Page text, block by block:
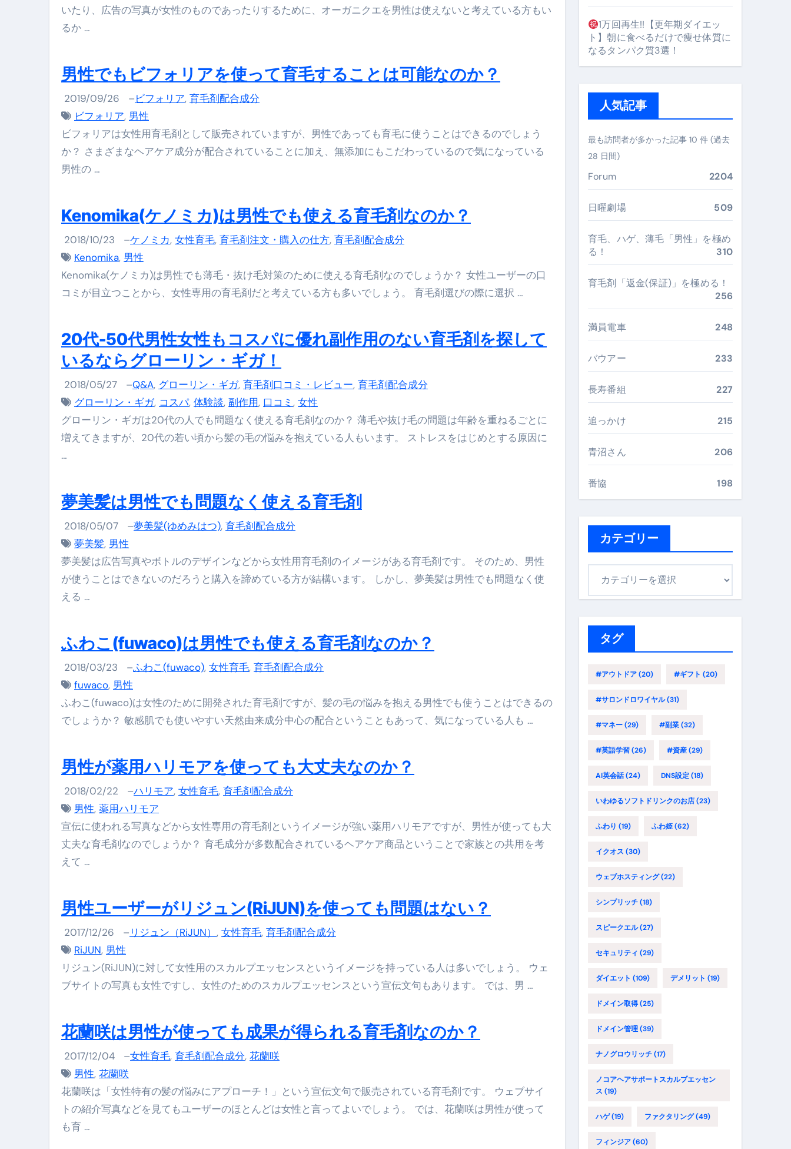
英語が「聞こえる・分かる・話せる」に変わる30日間 ― 科学的メソッドで英語脳を作る完全ガイド
新春スペシャルセール完全ガイド：国内航空券＋ホテルが“セット割”で最安級！ スカイマーク／Peach／FDA／ソラシドエアを目的別に選ぶコツと、失敗し
【ムームードメイン】 【.site】今注目のドメインをご紹介
何をするサイトか”が一目で伝わる。いま選ばれている新定番ドメイン
梅干しを毎日食べたらどうなるの？①【30秒でわかる効果まとめ】#梅干し #ダイエット #筋トレ #美容 #健康 #雑学 #ナレーター #小林将大
ブルーベリーを毎日食べたらどうなるの？②【30秒でわかる効果まとめ】#ダイエット #筋トレ #美容 #健康 #雑学 #ナレーター #小林将大
バナナを毎日食べたらどうなるの？①【30秒でわかる効果まとめ】#バナナ #ダイエット #筋トレ #美容 #健康 #雑学 #ナレーター #小林将大
かいまき（掻巻き）超完全ガイド｜“着る布団”で肩・首・足元の冷えを根こそぎ防ぐ！素材別おすすめ・選び方・洗い方・Q&Aまで
【最新版】掛け布団の選び方“完全攻略”｜シンサレート・羽毛・人工羽毛・調温・吸湿発熱…あなたの寝室に最適解を出す快眠ガイド
【アシストステッパー】ハンドル付き・筋力アシスト・ツイスト・天然木まで徹底分類！室内で“足腰と体幹”を育てる選び方＆続け方ガイド
【2026年最新保存版】エアトリ超新春セール＆セット割完全攻略ガイド｜海外・国内旅行を最安値で実現する究極の旅術
「3秒で整う、新しい栄養補給」 飲むミスト（IN MIST）とは何か──「飲む」という行為を再定義する新しいサプリ体験
クリスマスの魔法で、心と未来を彩る方法――「ただのイベント」を一生の思い出に変える完全ガイドブック
磁気ネックレスは「首に着けるだけ」じゃない。日常の“重だるさ”を軽くする選択肢
【最新】手袋の選び方 完全ガイド｜スマホ対応・防寒・撥水・作業用（ニトリル/ビニール）まで目的別に失敗しない
電気カミソリ完全ガイド｜深剃り・肌へのやさしさ・防水・充電方式まで失敗しない選び方
補聴器の選び方 完全ガイド｜集音器との違い・タイプ別比較・価格の考え方・失敗しないチェックリスト（高齢者にも）
失敗しない「爪切り」完全ガイド：高級クリッパー・ニッパー・電動まで、硬い爪／巻き爪／飛び散り対策の選び方
失敗しない「カニ」完全ガイド：ズワイ・タラバ・ポーション・カット済みの選び方と、年末年始に“満足度MAX”で食べるコツ
松前漬とは何か──北海道の海と暮らしが生んだ“完成された保存食文化”
「地震は突然、備えは今日から。」防災意識を日常に変える地震対策ステッカー
いたり、広告の写真が女性のものであったりするために、オーガニクエを男性は使えないと考えている方もい
るか …
男性でもビフォリアを使って育毛することは可能なのか？
2019/09/26 –ビフォリア, 育毛剤配合成分
ビフォリア, 男性
ビフォリアは女性用育毛剤として販売されていますが、男性であっても育毛に使うことはできるのでしょう
か？ さまざまなヘアケア成分が配合されていることに加え、無添加にもこだわっているので気になっている
男性の …
Kenomika(ケノミカ)は男性でも使える育毛剤なのか？
2018/10/23 –ケノミカ, 女性育毛, 育毛剤注文・購入の仕方, 育毛剤配合成分
Kenomika, 男性
Kenomika(ケノミカ)は男性でも薄毛・抜け毛対策のために使える育毛剤なのでしょうか？ 女性ユーザーの口
コミが目立つことから、女性専用の育毛剤だと考えている方も多いでしょう。 育毛剤選びの際に選択 …
20代-50代男性女性もコスパに優れ副作用のない育毛剤を探して
いるならグローリン・ギガ！
2018/05/27 –Q&A, グローリン・ギガ, 育毛剤口コミ・レビュー, 育毛剤配合成分
グローリン・ギガ, コスパ, 体験談, 副作用, 口コミ , 女性
グローリン・ギガは20代の人でも問題なく使える育毛剤なのか？ 薄毛や抜け毛の問題は年齢を重ねるごとに
増えてきますが、20代の若い頃から髪の毛の悩みを抱えている人もいます。 ストレスをはじめとする原因に
…
夢美髪は男性でも問題なく使える育毛剤
2018/05/07 –夢美髪(ゆめみはつ), 育毛剤配合成分
夢美髪, 男性
夢美髪は広告写真やボトルのデザインなどから女性用育毛剤のイメージがある育毛剤です。 そのため、男性
が使うことはできないのだろうと購入を諦めている方が結構います。 しかし、夢美髪は男性でも問題なく使
える …
ふわこ(fuwaco)は男性でも使える育毛剤なのか？
2018/03/23 –ふわこ(fuwaco), 女性育毛, 育毛剤配合成分
fuwaco, 男性
ふわこ(fuwaco)は女性のために開発された育毛剤ですが、髪の毛の悩みを抱える男性でも使うことはできるの
でしょうか？ 敏感肌でも使いやすい天然由来成分中心の配合ということもあって、気になっている人も …
男性が薬用ハリモアを使っても大丈夫なのか？
2018/02/22 –ハリモア, 女性育毛, 育毛剤配合成分
男性, 薬用ハリモア
宣伝に使われる写真などから女性専用の育毛剤というイメージが強い薬用ハリモアですが、男性が使っても大
丈夫な育毛剤なのでしょうか？ 育毛成分が多数配合されているヘアケア商品ということで家族との共用を考
えて …
男性ユーザーがリジュン(RiJUN)を使っても問題はない？
2017/12/26 – リジュン（RiJUN） , 女性育毛, 育毛剤配合成分
RiJUN, 男性
リジュン(RiJUN)に対して女性用のスカルプエッセンスというイメージを持っている人は多いでしょう。 ウェ
ブサイトの写真も女性ですし、女性のためのスカルプエッセンスという宣伝文句もあります。 では、男 …
花蘭咲は男性が使っても成果が得られる育毛剤なのか？
2017/12/04 –女性育毛, 育毛剤配合成分, 花蘭咲
男性, 花蘭咲
花蘭咲は「女性特有の髪の悩みにアプローチ！」という宣伝文句で販売されている育毛剤です。 ウェブサイ
トの紹介写真などを見てもユーザーのほとんどは女性と言ってよいでしょう。 では、花蘭咲は男性が使って
も育 …
1万回再生!!【更年期ダイエッ
ト】朝に食べるだけで痩せ体質に
なるタンパク質3選！
人気記事
最も訪問者が多かった記事 10 件 (過去
28 日間)
Forum 2204
日曜劇場 509
育毛、ハゲ、薄毛「男性」を極め
る！
310
育毛剤「返金(保証)」を極める！
256
満員電車 248
バウアー 233
長寿番組 227
追っかけ 215
青沼さん 206
番協 198
カテゴリー
タグ
#アウトドア(20) #ギフト (20)
#サロンドロワイヤル(31)
#マネー(29) #副業(32)
#英語学習(26) #資産(29)
AI英会話(24) DNS設定(18)
いわゆるソフトドリンクのお店(23)
ふわり (19) ふわ姫(62)
イクオス (30)
ウェブホスティング(22)
シンプリッチ(18)
スピークエル(27)
セキュリティ (29)
ダイエット (109) デメリット (19)
ドメイン取得(25)
ドメイン管理(39)
ナノグロウリッチ(17)
ノコアヘアサポートスカルプエッセン
ス (19)
ハゲ(19) ファクタリング(49)
フィンジア(60)